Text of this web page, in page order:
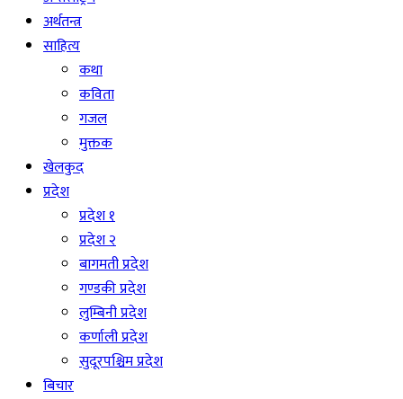
अर्थतन्त्र
साहित्य
कथा
कविता
गजल
मुक्तक
खेलकुद
प्रदेश
प्रदेश १
प्रदेश २
बागमती प्रदेश
गण्डकी प्रदेश
लुम्बिनी प्रदेश
कर्णाली प्रदेश
सुदूरपश्चिम प्रदेश
बिचार